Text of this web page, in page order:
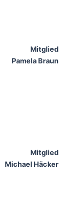
Mitglied
Pamela Braun
Mitglied
Michael Häcker